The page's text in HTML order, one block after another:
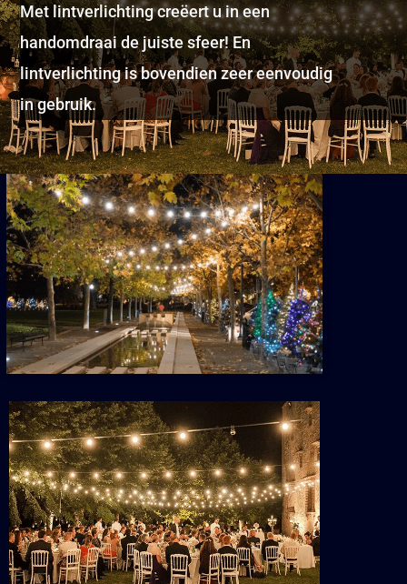
Met lintverlichting creëert u in een
handomdraai de juiste sfeer! En
lintverlichting is bovendien zeer eenvoudig
in gebruik.